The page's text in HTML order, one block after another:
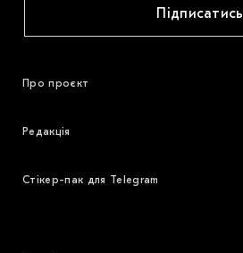
Підписатись
Про проєкт
Редакція
Стікер-пак для Telegram